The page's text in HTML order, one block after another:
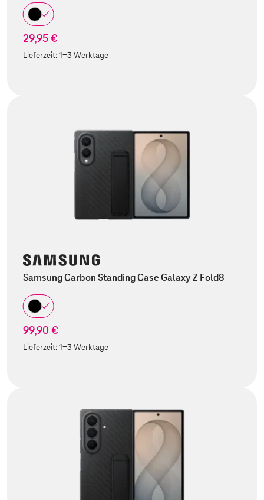
29,95 €
Lieferzeit:1-3 Werktage
Samsung Carbon Standing Case Galaxy Z Fold8
99,90 €
Lieferzeit:1-3 Werktage